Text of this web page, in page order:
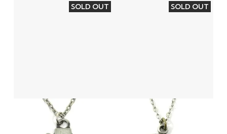
SOLD OUT SOLD OUT